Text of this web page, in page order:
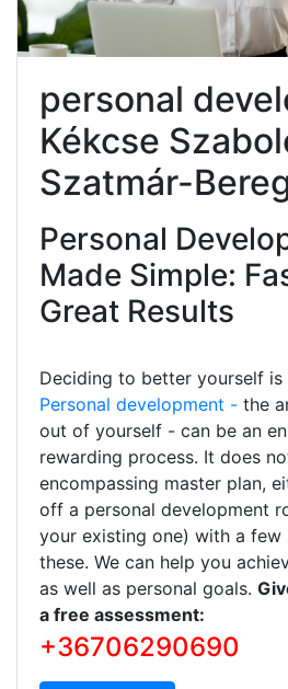
personal
Kékcse
Szatmár-
Personal
Made Simple:
Great Results
Deciding to better yourself
Personal development - the
out of yourself - can be an
rewarding process. It does
encompassing master plan,
off a personal development
your existing one) with a few
these. We can help you
as well as personal goals.
a free assessment:
+36706290690